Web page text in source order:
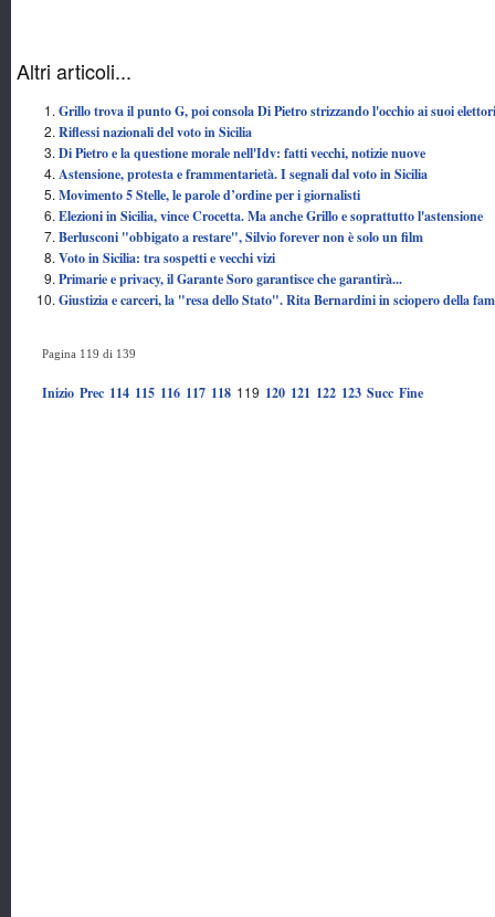
Altri articoli...
Grillo trova il punto G, poi consola Di Pietro strizzando l'occhio ai suoi
Riflessi nazionali del voto in Sicilia
Di Pietro e la questione morale nell'Idv: fatti vecchi, notizie nuove
Astensione, protesta e frammentarietà. I segnali dal voto in Sicilia
Movimento 5 Stelle, le parole d’ordine per i giornalisti
Elezioni in Sicilia, vince Crocetta. Ma anche Grillo e soprattutto l'astensione
Berlusconi "obbigato a restare", Silvio forever non è solo un film
Voto in Sicilia: tra sospetti e vecchi vizi
Primarie e privacy, il Garante Soro garantisce che garantirà...
Giustizia e carceri, la "resa dello Stato". Rita Bernardini in sciopero della
Pagina 119 di 139
Inizio Prec 114 115 116 117 118 119 120 121 122 123 Succ Fine